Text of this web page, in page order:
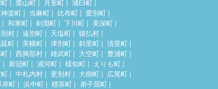
栗山町 月形町
浦臼町
楽町
当麻町 比布町
愛別町
和寒町
剣淵町 下川町
美深町
村
遠別町 天塩町
猿払村
町
美幌町 津別町 斜里町
清里町
西興部村 雄武町 大空町
豊浦町
新冠町 浦河町 様似町
えりも町
中札内村 更別村 大樹町
広尾町
岸町
浜中町 標茶町 弟子屈町